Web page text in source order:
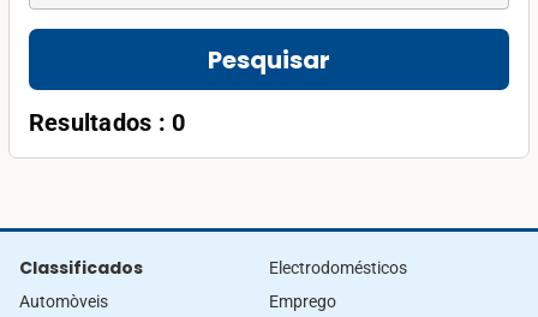
Pesquisar
Resultados : 0
Classificados
Automòveis
Electrodomésticos
Emprego